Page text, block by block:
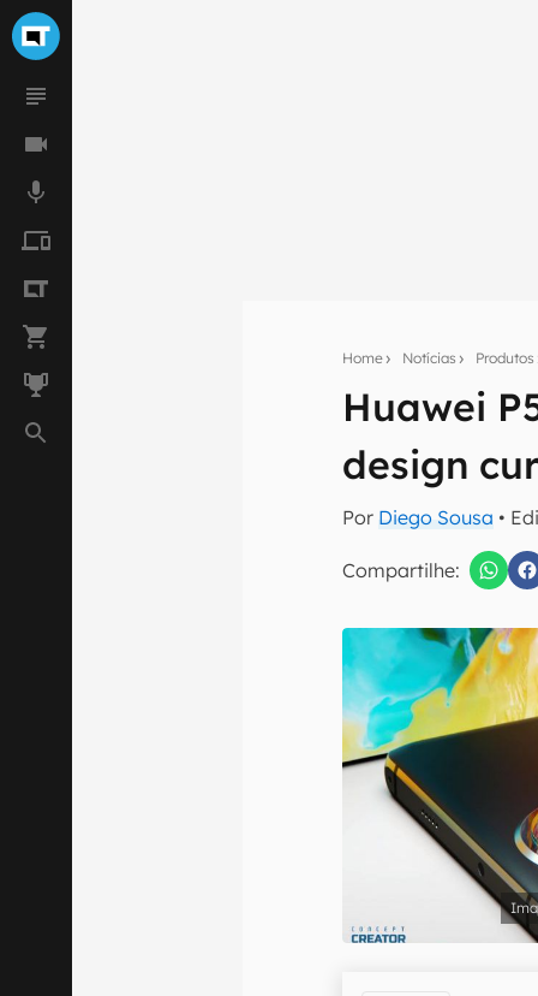
Home Notícias Produtos
Huawei
design
Por Diego Sousa •
Compartilhe:
Seu
Assine a
mão.
E-mail
Confirmo que